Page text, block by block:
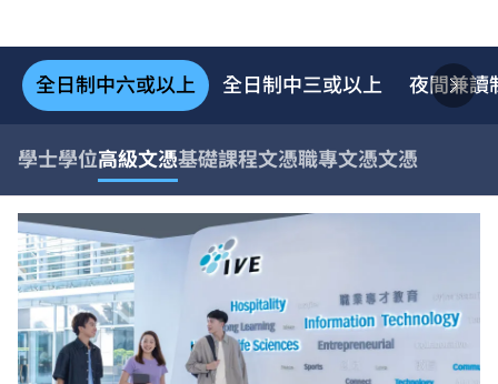
全日制中六或以上 全日制中三或以上 夜間兼讀
學士學位高級文憑基礎課程文憑職專文憑文憑